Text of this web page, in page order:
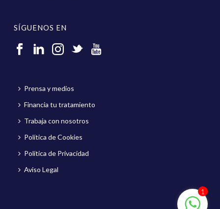
SÍGUENOS EN
Prensa y medios
Financia tu tratamiento
Trabaja con nosotros
Política de Cookies
Política de Privacidad
Aviso Legal
1